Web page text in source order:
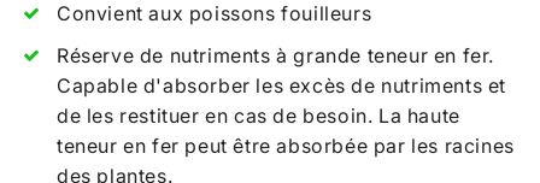
Convient aux poissons fouilleurs
Réserve de nutriments à grande teneur en fer.
Capable d'absorber les excès de nutriments et
de les restituer en cas de besoin. La haute
teneur en fer peut être absorbée par les racines
des plantes.